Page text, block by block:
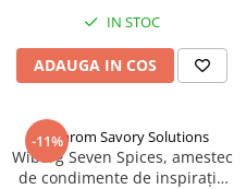
Spania / Cipru / Africa
Sare de mare din Oceanele
Sare de mare naturala din
Portugalia
Sare de roca
Prajitore paine
Gratare
Cesti, boluri, vesela
IN STOC
ADAUGA IN COS
-11%
Frutarom Savory Solutions
Wiberg Seven Spices, amestec
de condimente de inspirație